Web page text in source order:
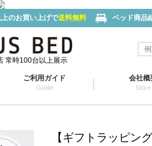
のお買い上げで送料無料 ベッド商品
常時100台以上展示
ご利用ガイド
Guide
会社概
Store
【ギフトラッピン